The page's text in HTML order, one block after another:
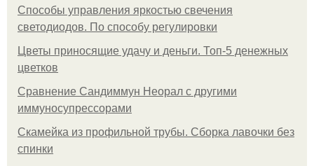
Способы управления яркостью свечения
светодиодов. По способу регулировки
Цветы приносящие удачу и деньги. Топ-5 денежных
цветков
Сравнение Сандиммун Неорал с другими
иммуносупрессорами
Скамейка из профильной трубы. Сборка лавочки без
спинки